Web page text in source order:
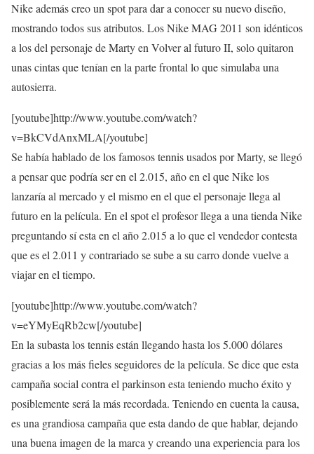
Nikeademás creo un spotpara dar a conocer su nuevo diseño,
mostrando todos sus atributos. LosNikeMAG 2011 son idénticos
a los del personaje deMartyen Volver al futuro II, solo quitaron
unas cintas que tenían en la parte frontal lo que simulaba una
autosierra.
[youtube]http://www.youtube.com/watch?
v=BkCVdAnxMLA[/youtube]
Se había hablado de los famosostennisusados porMarty, se llegó
a pensar que podría ser en el 2.015, año en el queNikelos
lanzaría al mercado y el mismo en el que el personaje llega al
futuro en la película. En el spotel profesor llega a una tienda Nike
preguntando sí esta en el año 2.015 a lo que el vendedor contesta
que es el 2.011 y contrariado se sube a su carro donde vuelve a
viajar en el tiempo.
[youtube]http://www.youtube.com/watch?
v=eYMyEqRb2cw[/youtube]
En la subasta lostennisestán llegando hasta los 5.000 dólares
gracias a los más fieles seguidores de la película. Se dice que esta
campaña social contra el parkinson esta teniendo mucho éxito y
posiblementeserá la más recordada. Teniendo en cuenta la causa,
es una grandiosa campaña que esta dando de que hablar, dejando
una buena imagen de la marca y creando una experiencia para los